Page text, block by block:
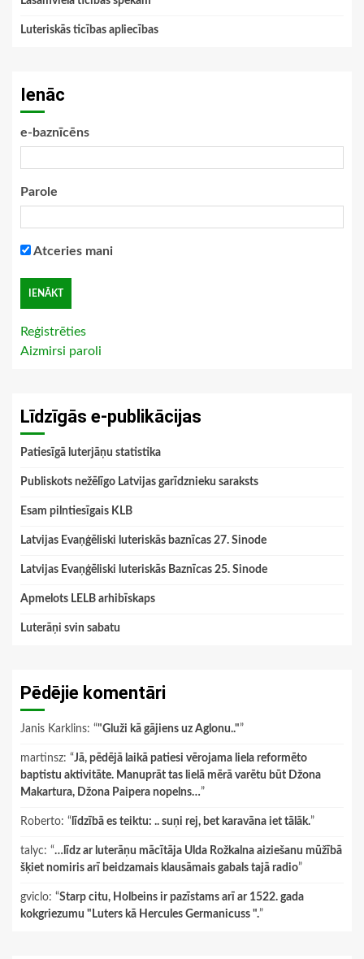
Luteriskās ticības apliecības
Ienāc
e-baznīcēns
Parole
Atceries mani
Reģistrēties
Aizmirsi paroli
Līdzīgās e-publikācijas
Patiesīgā luterjāņu statistika
Publiskots nežēlīgo Latvijas garīdznieku saraksts
Esam pilntiesīgais KLB
Latvijas Evaņģēliski luteriskās baznīcas 27. Sinode
Latvijas Evaņģēliski luteriskās Baznīcas 25. Sinode
Apmelots LELB arhibīskaps
Luterāņi svin sabatu
Pēdējie komentāri
Janis Karklins: “"Gluži kā gājiens uz Aglonu.."”
martinsz: “Jā, pēdējā laikā patiesi vērojama liela reformēto
baptistu aktivitāte. Manuprāt tas lielā mērā varētu būt Džona
Makartura, Džona Paipera nopelns…”
Roberto: “ līdzībā es teiktu: .. suņi rej, bet karavāna iet tālāk.”
talyc: “…līdz ar luterāņu mācītāja Ulda Rožkalna aiziešanu mūžībā
šķiet nomiris arī beidzamais klausāmais gabals tajā radio”
gviclo: “Starp citu, Holbeins ir pazīstams arī ar 1522. gada
kokgriezumu "Luters kā Hercules Germanicuss ".”